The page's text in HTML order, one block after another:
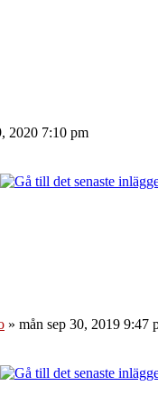
2020 7:10 pm
» mån sep 30, 2019 9:47